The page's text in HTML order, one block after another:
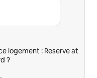
logement : Reserve at
?